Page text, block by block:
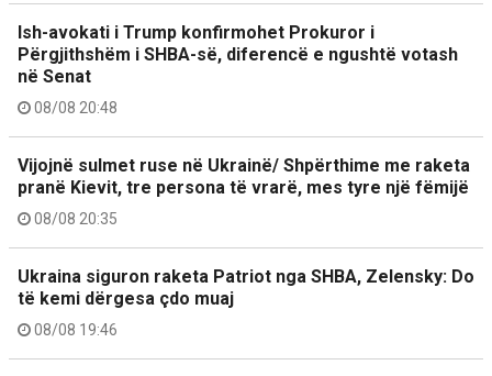
Ish-avokati i Trump konfirmohet Prokuror i
Përgjithshëm i SHBA-së, diferencë e ngushtë votash
në Senat
08/08 20:48
Vijojnë sulmet ruse në Ukrainë/ Shpërthime me raketa
pranë Kievit, tre persona të vrarë, mes tyre një fëmijë
08/08 20:35
Ukraina siguron raketa Patriot nga SHBA, Zelensky: Do
të kemi dërgesa çdo muaj
08/08 19:46